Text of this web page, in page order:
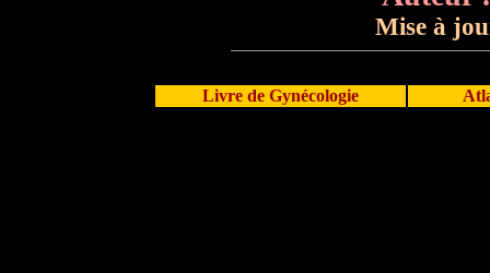
Mise à
Livre de Gynécologie